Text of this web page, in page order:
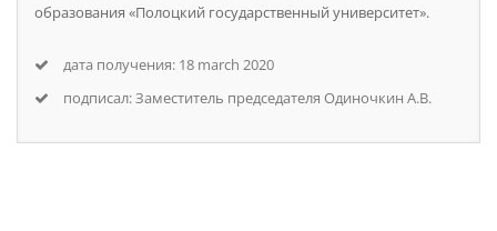
образования «Полоцкий государственный университет».
дата получения: 18 march 2020
подписал: Заместитель председателя Одиночкин А.В.